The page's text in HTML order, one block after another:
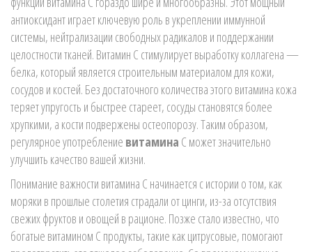
антиоксидант играет ключевую роль в укреплении иммунной
системы, нейтрализации свободных радикалов и поддержании
целостности тканей. Витамин C стимулирует выработку коллагена —
белка, который является строительным материалом для кожи,
сосудов и костей. Без достаточного количества этого витамина кожа
теряет упругость и быстрее стареет, сосуды становятся более
хрупкими, а кости подвержены остеопорозу. Таким образом,
регулярное употребление витамина C может значительно
улучшить качество вашей жизни.
Понимание важности витамина C начинается с истории о том, как
моряки в прошлые столетия страдали от цинги, из-за отсутствия
свежих фруктов и овощей в рационе. Позже стало известно, что
богатые витамином C продукты, такие как цитрусовые, помогают